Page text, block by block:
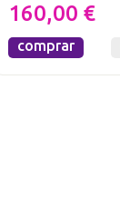
160,00 €
comprar